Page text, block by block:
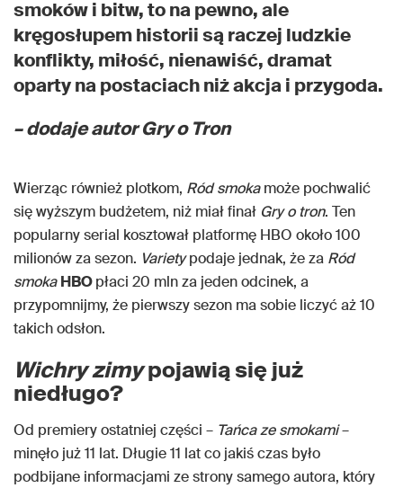
smoków i bitw, to na pewno, ale
kręgosłupem historii są raczej ludzkie
konflikty, miłość, nienawiść, dramat
oparty na postaciach niż akcja i przygoda.
– dodaje autorGry o Tron
Wierząc również plotkom, Ród smokamoże pochwalić
się wyższym budżetem, niż miał finał Gry o tron. Ten
popularny serial kosztował platformę HBO około 100
milionów za sezon. Varietypodaje jednak, że za Ród
smoka HBOpłaci 20 mln za jeden odcinek, a
przypomnijmy, że pierwszy sezon ma sobie liczyć aż 10
takich odsłon.
Wichry zimypojawią się już
niedługo?
Od premiery ostatniej części – Tańca ze smokami–
minęło już 11 lat. Długie 11 lat co jakiś czas było
podbijane informacjami ze strony samego autora, który